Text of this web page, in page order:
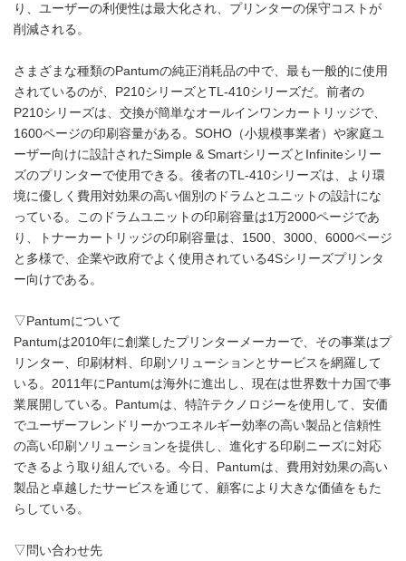
り、ユーザーの利便性は最大化され、プリンターの保守コストが
削減される。
さまざまな種類のPantumの純正消耗品の中で、最も一般的に使用
されているのが、P210シリーズとTL-410シリーズだ。前者の
P210シリーズは、交換が簡単なオールインワンカートリッジで、
1600ページの印刷容量がある。SOHO（小規模事業者）や家庭ユ
ーザー向けに設計されたSimple & SmartシリーズとInfiniteシリー
ズのプリンターで使用できる。後者のTL-410シリーズは、より環
境に優しく費用対効果の高い個別のドラムとユニットの設計にな
っている。このドラムユニットの印刷容量は1万2000ページであ
り、トナーカートリッジの印刷容量は、1500、3000、6000ページ
と多様で、企業や政府でよく使用されている4Sシリーズプリンタ
ー向けである。
▽Pantumについて
Pantumは2010年に創業したプリンターメーカーで、その事業はプ
リンター、印刷材料、印刷ソリューションとサービスを網羅して
いる。2011年にPantumは海外に進出し、現在は世界数十カ国で事
業展開している。Pantumは、特許テクノロジーを使用して、安価
でユーザーフレンドリーかつエネルギー効率の高い製品と信頼性
の高い印刷ソリューションを提供し、進化する印刷ニーズに対応
できるよう取り組んでいる。今日、Pantumは、費用対効果の高い
製品と卓越したサービスを通じて、顧客により大きな価値をもた
らしている。
▽問い合わせ先